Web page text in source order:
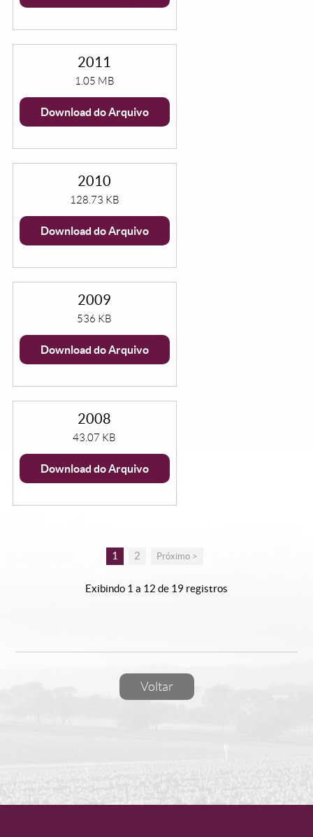
2011
1.05 MB
Download do Arquivo
2010
128.73 KB
Download do Arquivo
2009
536 KB
Download do Arquivo
2008
43.07 KB
Download do Arquivo
1 2 Próximo >
Exibindo 1 a 12 de 19 registros
Voltar